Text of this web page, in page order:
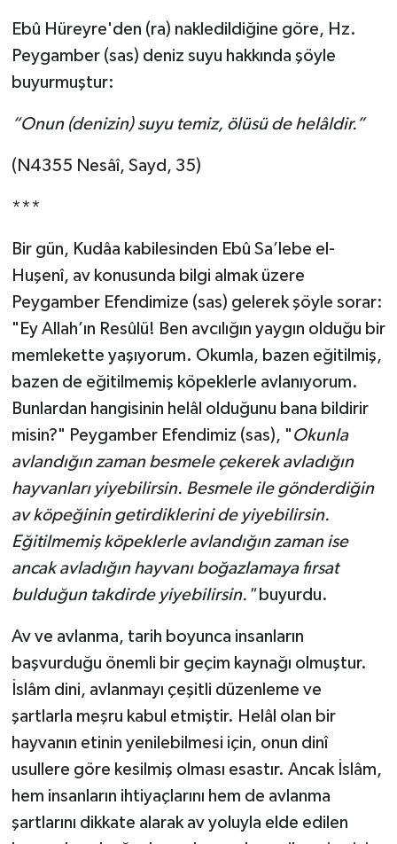
Ebû Hüreyre'den (ra) nakledildiğine göre, Hz.
Peygamber (sas) deniz suyu hakkında şöyle
buyurmuştur:
“Onun (denizin) suyu temiz, ölüsü de helâldir.”
(N4355 Nesâî, Sayd, 35)
***
Bir gün, Kudâa kabilesinden Ebû Sa’lebe el-
Huşenî, av konusunda bilgi almak üzere
Peygamber Efendimize (sas) gelerek şöyle sorar:
"Ey Allah’ın Resûlü! Ben avcılığın yaygın olduğu bir
memlekette yaşıyorum. Okumla, bazen eğitilmiş,
bazen de eğitilmemiş köpeklerle avlanıyorum.
Bunlardan hangisinin helâl olduğunu bana bildirir
misin?" Peygamber Efendimiz (sas), " Okunla
avlandığın zaman besmele çekerek avladığın
hayvanları yiyebilirsin. Besmele ile gönderdiğin
av köpeğinin getirdiklerini de yiyebilirsin.
Eğitilmemiş köpeklerle avlandığın zaman ise
ancak avladığın hayvanı boğazlamaya fırsat
bulduğun takdirde yiyebilirsin."buyurdu.
Av ve avlanma, tarih boyunca insanların
başvurduğu önemli bir geçim kaynağı olmuştur.
İslâm dini, avlanmayı çeşitli düzenleme ve
şartlarla meşru kabul etmiştir. Helâl olan bir
hayvanın etinin yenilebilmesi için, onun dinî
usullere göre kesilmiş olması esastır. Ancak İslâm,
hem insanların ihtiyaçlarını hem de avlanma
şartlarını dikkate alarak av yoluyla elde edilen
Kocaeli Müftülüğü
Konya Müftülüğü
Kütahya Müftülüğü
Malatya Müftülüğü
Mardin Müftülüğü
Mersin Müftülüğü
Muğla Müftülüğü
Muş Müftülüğü
Nevşehir Müftülüğü
Niğde Müftülüğü
Ordu Müftülüğü
Osmaniye Müftülüğü
Rize Müftülüğü
Sakarya Müftülüğü
Samsun Müftülüğü
Siirt Müftülüğü
Sinop Müftülüğü